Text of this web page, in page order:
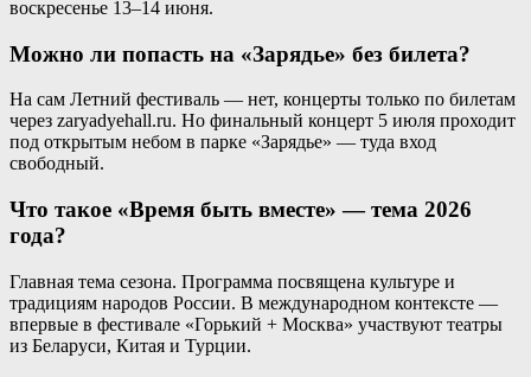
воскресенье 13–14 июня.
Можно ли попасть на «Зарядье» без билета?
На сам Летний фестиваль — нет, концерты только по билетам
через zaryadyehall.ru. Но финальный концерт 5 июля проходит
под открытым небом в парке «Зарядье» — туда вход
свободный.
Что такое «Время быть вместе» — тема 2026
года?
Главная тема сезона. Программа посвящена культуре и
традициям народов России. В международном контексте —
впервые в фестивале «Горький + Москва» участвуют театры
из Беларуси, Китая и Турции.